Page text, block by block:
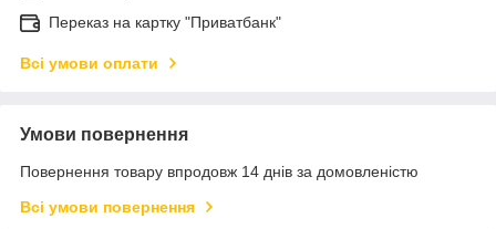
Переказ на картку "Приватбанк"
Всі умови оплати
Умови повернення
Повернення товару впродовж 14 днів за домовленістю
Всі умови повернення